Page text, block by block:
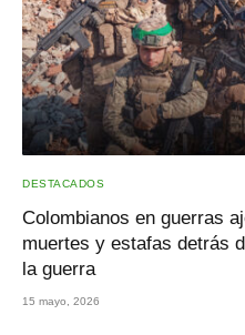
DESTACADOS
Colombianos en guerras
muertes y estafas detrás
la guerra
15 mayo, 2026